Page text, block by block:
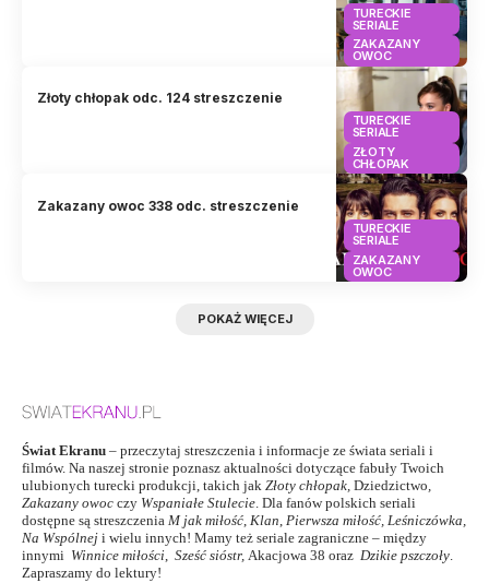
TURECKIE
SERIALE
ZAKAZANY
OWOC
TURECKIE
SERIALE
ZŁOTY
CHŁOPAK
Złoty chłopak odc. 124 streszczenie
TURECKIE
SERIALE
ZAKAZANY
OWOC
Zakazany owoc 338 odc. streszczenie
POKAŻ WIĘCEJ
Świat Ekranu – przeczytaj streszczenia i informacje ze świata seriali i
filmów. Na naszej stronie poznasz aktualności dotyczące fabuły Twoich
ulubionych turecki produkcji, takich jak Złoty chłopak, Dziedzictwo,
Zakazany owoc czy Wspaniałe Stulecie. Dla fanów polskich seriali
dostępne są streszczenia M jak miłość, Klan, Pierwsza miłość, Leśniczówka,
Na Wspólnej i wielu innych! Mamy też seriale zagraniczne – między
innymi Winnice miłości, Sześć sióstr, Akacjowa 38 oraz Dzikie pszczoły.
Zapraszamy do lektury!